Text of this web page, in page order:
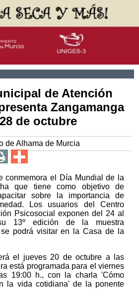
de Atención
Zangamanga
de octubre
de Alhama de Murcia
conmemora el Día Mundial de la
que tiene como objetivo de
sobre la importancia de
Los usuarios del Centro
Psicosocial exponen del 24 al
13º edición de la muestra
podrá visitar en la Casa de la
el jueves 20 de octubre a las
está programada para el viernes
19:00 h., con la charla 'Cómo
la vida cotidiana' de la ponente